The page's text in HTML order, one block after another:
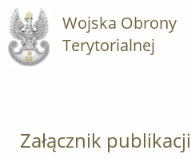
Wojska Obrony
Terytorialnej
Załącznik publikacji